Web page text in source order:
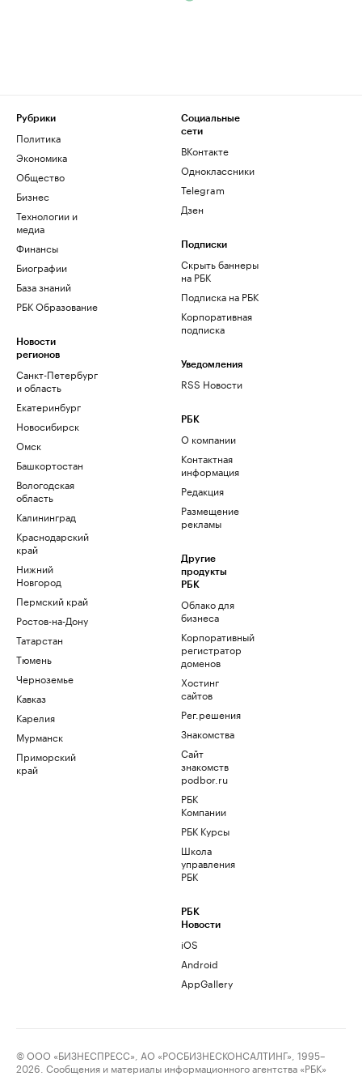
Рубрики
Политика
Экономика
Общество
Бизнес
Технологии и
медиа
Финансы
Биографии
База знаний
РБК Образование
Новости
регионов
Санкт-Петербург
и область
Екатеринбург
Новосибирск
Омск
Башкортостан
Вологодская
область
Калининград
Краснодарский
край
Нижний
Новгород
Пермский край
Ростов-на-Дону
Татарстан
Тюмень
Черноземье
Кавказ
Карелия
Мурманск
Приморский
край
Социальные
сети
ВКонтакте
Одноклассники
Telegram
Дзен
Подписки
Скрыть баннеры
на РБК
Подписка на РБК
Корпоративная
подписка
Уведомления
RSS Новости
РБК
О компании
Контактная
информация
Редакция
Размещение
рекламы
Другие
продукты
РБК
Облако для
бизнеса
Корпоративный
регистратор
доменов
Хостинг
сайтов
Рег.решения
Знакомства
Сайт
знакомств
podbor.ru
РБК
Компании
РБК Курсы
Школа
управления
РБК
РБК
Новости
iOS
Android
AppGallery
© ООО «БИЗНЕСПРЕСС», АО «РОСБИЗНЕСКОНСАЛТИНГ», 1995–
2026. Сообщения и материалы информационного агентства «РБК»